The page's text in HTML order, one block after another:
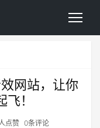
网站，让你
！
点赞 0条评论